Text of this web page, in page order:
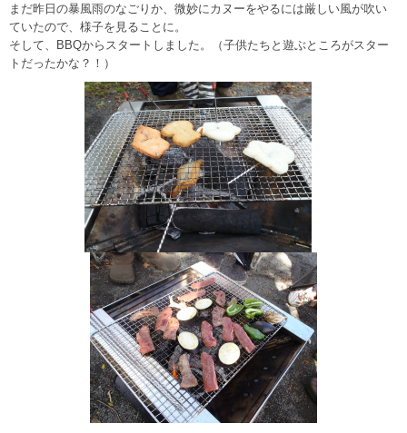
まだ昨日の暴風雨のなごりか、微妙にカヌーをやるには厳しい風が吹い
ていたので、様子を見ることに。
そして、BBQからスタートしました。（子供たちと遊ぶところがスター
トだったかな？！）